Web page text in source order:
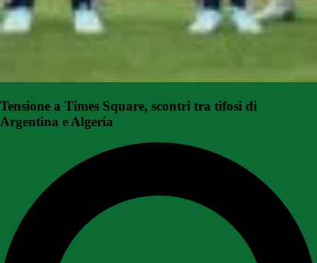
Tensione a Times Square, scontri tra tifosi di
Argentina e Algeria